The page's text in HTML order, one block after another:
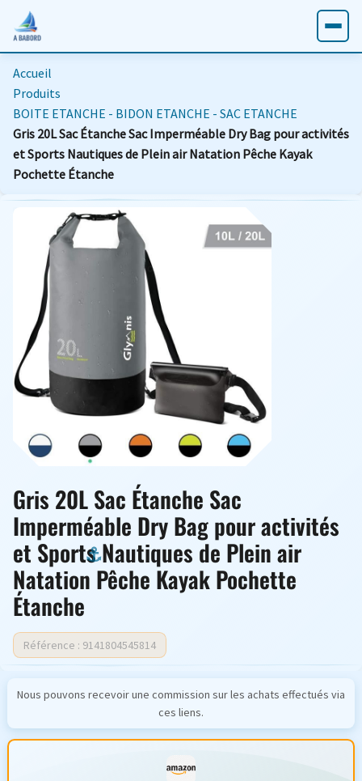
Accueil
Produits
BOITE ETANCHE - BIDON ETANCHE - SAC ETANCHE
Gris 20L Sac Étanche Sac Imperméable Dry Bag pour activités
et Sports Nautiques de Plein air Natation Pêche Kayak
Pochette Étanche
Gris 20L Sac Étanche Sac
Imperméable Dry Bag pour activités
et Sports Nautiques de Plein air
Natation Pêche Kayak Pochette
Étanche
Référence : 9141804545814
Nous pouvons recevoir une commission sur les achats effectués via
ces liens.